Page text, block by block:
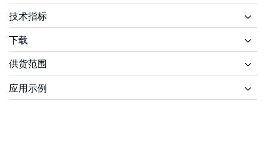
技术指标
下载
供货范围
应用示例